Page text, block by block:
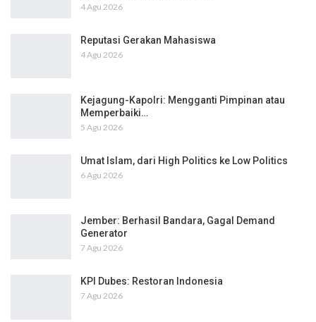
4 Agu 2026
Reputasi Gerakan Mahasiswa
4 Agu 2026
Kejagung-Kapolri: Mengganti Pimpinan atau
Memperbaiki…
5 Agu 2026
Umat Islam, dari High Politics ke Low Politics
6 Agu 2026
Jember: Berhasil Bandara, Gagal Demand
Generator
7 Agu 2026
KPI Dubes: Restoran Indonesia
7 Agu 2026